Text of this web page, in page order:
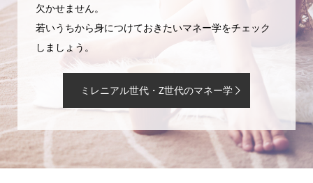
欠かせません。
若いうちから身につけておきたいマネー学をチェック
しましょう。
ミレニアル世代・Z世代のマネー学